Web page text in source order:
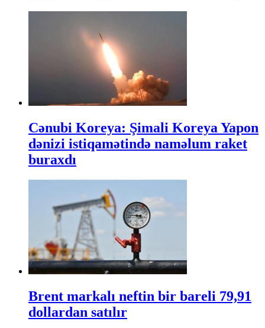
Cənubi Koreya: Şimali Koreya Yapon
dənizi istiqamətində naməlum raket
buraxdı
Brent markalı neftin bir bareli 79,91
dollardan satılır